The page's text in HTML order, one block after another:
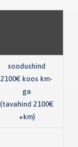
soodushind
2100€ koos km-
ga
(tavahind 2100€
+km)